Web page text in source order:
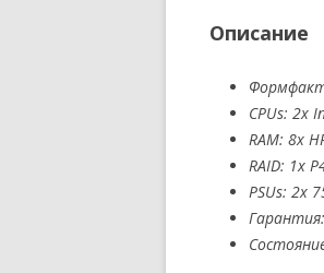
Описание
CPUs: 2x
RAM: 8x
RAID: 1x
PSUs: 2x